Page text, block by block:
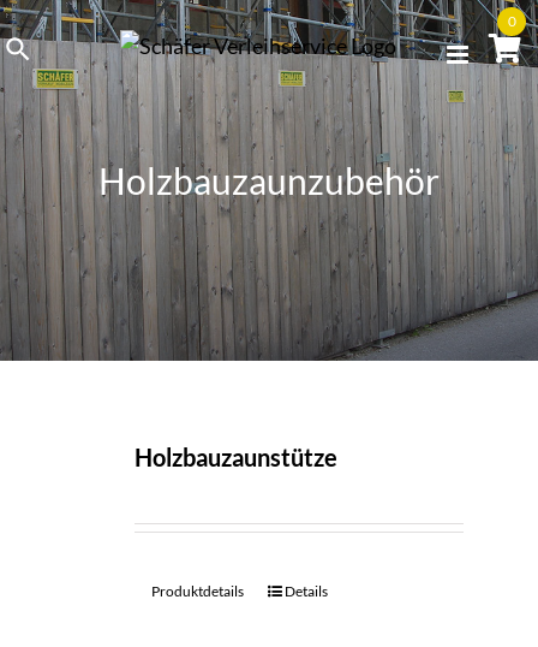
Skip
to
content
Holzbauzaunzubehör
0
Holzbauzaunstütze
Produktdetails Details